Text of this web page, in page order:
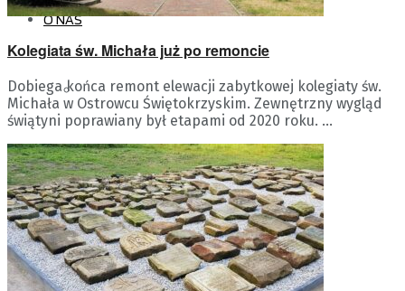
O NAS
RAMÓWKA
AUDYCJE RADIA KIELCE
KONTAKT
Kolegiata św. Michała już po remoncie
Dobiega końca remont elewacji zabytkowej kolegiaty św.
Michała w Ostrowcu Świętokrzyskim. Zewnętrzny wygląd
świątyni poprawiany był etapami od 2020 roku. ...